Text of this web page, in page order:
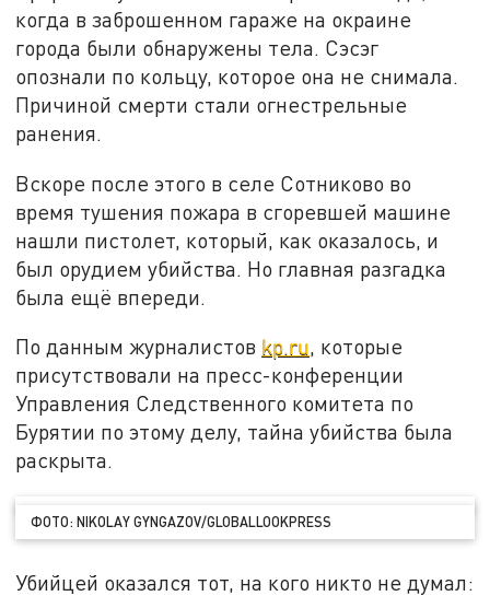
когда в заброшенном гараже на окраине
города были обнаружены тела. Сэсэг
опознали по кольцу, которое она не снимала.
Причиной смерти стали огнестрельные
ранения.
Вскоре после этого в селе Сотниково во
время тушения пожара в сгоревшей машине
нашли пистолет, который, как оказалось, и
был орудием убийства. Но главная разгадка
была ещё впереди.
По данным журналистов kp.ru, которые
присутствовали на пресс-конференции
Управления Следственного комитета по
Бурятии по этому делу, тайна убийства была
раскрыта.
ФОТО: NIKOLAY GYNGAZOV/GLOBALLOOKPRESS
Убийцей оказался тот, на кого никто не думал: